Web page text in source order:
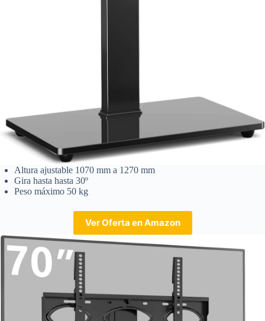
Altura ajustable 1070 mm a 1270 mm
Gira hasta hasta 30º
Peso máximo 50 kg
Ver Oferta en Amazon